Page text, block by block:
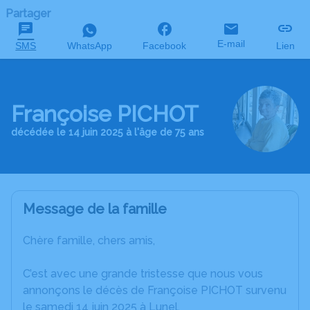
Partager
SMS WhatsApp Facebook E-mail Lien
Françoise PICHOT
décédée le 14 juin 2025 à l'âge de 75 ans
Message de la famille
Chère famille, chers amis,
C’est avec une grande tristesse que nous vous
annonçons le décès de Françoise PICHOT survenu
le samedi 14 juin 2025 à Lunel.